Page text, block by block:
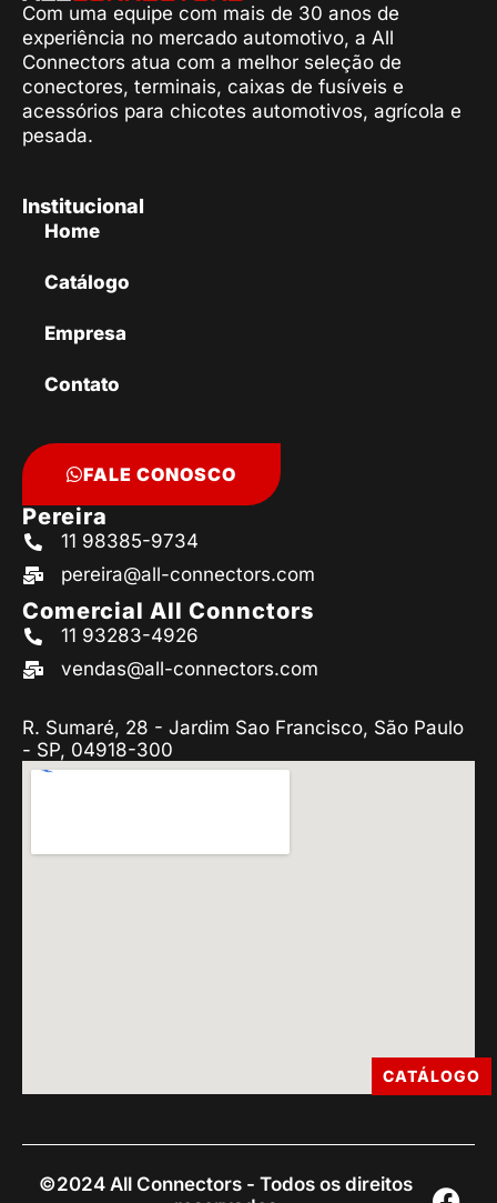
Com uma equipe com mais de 30 anos de
experiência no mercado automotivo, a All
Connectors atua com a melhor seleção de
conectores, terminais, caixas de fusíveis e
acessórios para chicotes automotivos, agrícola e
pesada.
Institucional
Home
Catálogo
Empresa
Contato
FALE CONOSCO
Pereira
11 98385-9734
pereira@all-connectors.com
Comercial All Connctors
11 93283-4926
vendas@all-connectors.com
R. Sumaré, 28 - Jardim Sao Francisco, São Paulo
- SP, 04918-300
©2024 All Connectors - Todos os direitos
CATÁLOGO